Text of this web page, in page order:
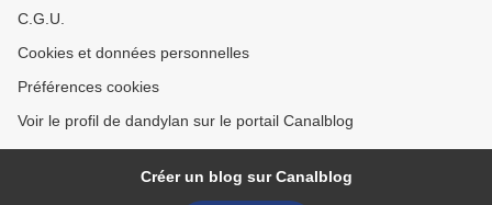
C.G.U.
Cookies et données personnelles
Préférences cookies
Voir le profil de dandylan sur le portail Canalblog
Créer un blog sur Canalblog